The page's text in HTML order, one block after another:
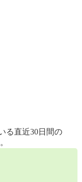
る直近30日間の